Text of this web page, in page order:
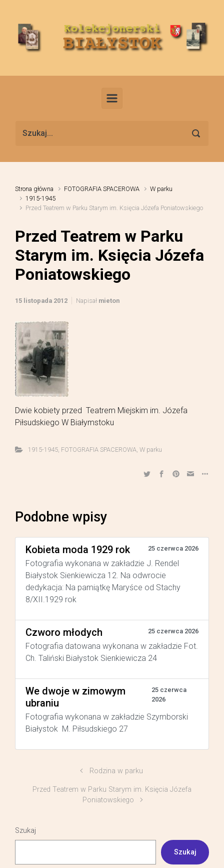
Strona główna FOTOGRAFIA SPACEROWA
W parku
1915-1945
Przed Teatrem w Parku Starym im. Księcia Józefa Poniatowskiego
Przed Teatrem w Parku
Starym im. Księcia Józefa
Poniatowskiego
15 listopada 2012 Napisał mieton
Dwie kobiety przed Teatrem Miejskim im. Józefa
Piłsudskiego W Białymstoku
1915-1945, FOTOGRAFIA SPACEROWA W parku
Podobne wpisy
Kobieta moda 1929 rok 25 czerwca 2026
Fotografia wykonana w zakładzie J. Rendel
Białystok Sienkiewicza 12. Na odwrocie
dedykacja: Na pamiątkę Maryśce od Stachy
8/XII.1929 rok
Czworo młodych 25 czerwca 2026
Fotografia datowana wykonana w zakładzie Fot.
Ch. Taliński Białystok Sienkiewicza 24
We dwoje w zimowym
ubraniu
25 czerwca
2026
Fotografia wykonana w zakładzie Szymborski
Białystok M. Piłsudskiego 27
Rodzina w parku
Przed Teatrem w Parku Starym im. Księcia Józefa
Poniatowskiego
Szukaj
Szukaj